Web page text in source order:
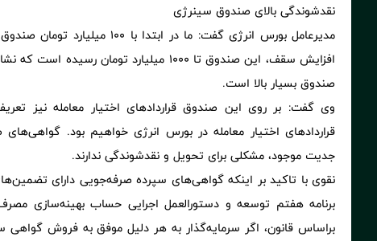
نقدشوندگی بالای صندوق سینرژی
مدیرعامل بورس انرژی گفت: ما در
افزایش سقف، این صندوق تا 1000 میلیارد
صندوق بسیار بالا است.
وی گفت: بر روی این صندوق قراردادهای اختیار معامله نیز
قراردادهای اختیار معامله در بورس انرژی خواهیم بود.
جدیت موجود، مشکلی برای تحویل و نقدشوندگی ندارند.
نقوی با تاکید بر اینکه گواهی‌های سپرده صرفه‌جویی دارای
برنامه هفتم توسعه و دستورالعمل اجرایی حساب بهینه‌سازی
براساس قانون، اگر سرمایه‌گذار به هر دلیل موفق به فروش گواهی